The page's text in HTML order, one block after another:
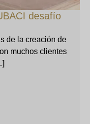
desafío
de la creación de
muchos clientes